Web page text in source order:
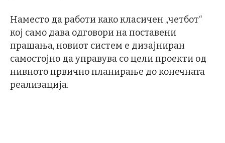
Наместо да работи како класичен „четбот“
кој само дава одговори на поставени
прашања, новиот систем е дизајниран
самостојно да управува со цели проекти од
нивното првично планирање до конечната
реализација.